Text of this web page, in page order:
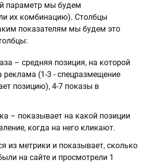
параметр мы будем
их комбинацию). Столбцы
показателям мы будем это
– средняя позиция, на которой
реклама (1-3 - спецразмещение
позицию), 4-7 показы в
– показывает на какой позиции
когда на него кликают.
из метрики и показывает, сколько
на сайте и просмотрели 1